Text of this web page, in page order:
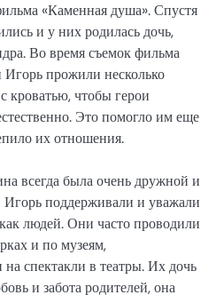
«Каменная душа». Спустя
и у них родилась дочь,
Во время съемок фильма
прожили несколько
кроватью, чтобы герои
Это помогло им еще
их отношения.
всегда была очень дружной и
поддерживали и уважали
людей. Они часто проводили
и по музеям,
спектакли в театры. Их дочь
и забота родителей, она